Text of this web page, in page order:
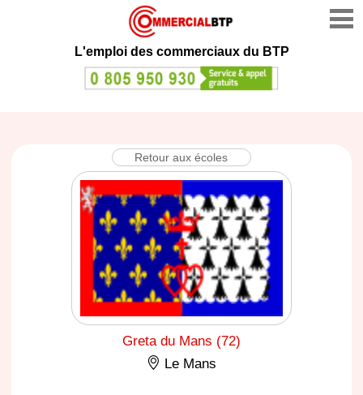
L'emploi des commerciaux du BTP
Retour aux écoles
Greta du Mans (72)
Le Mans